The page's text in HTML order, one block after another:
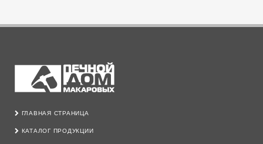
ГЛАВНАЯ СТРАНИЦА
КАТАЛОГ ПРОДУКЦИИ